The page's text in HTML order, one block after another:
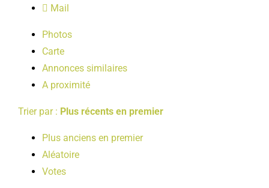
Mail
Photos
Carte
Annonces similaires
A proximité
Trier par : Plus récents en premier
Plus anciens en premier
Aléatoire
Votes